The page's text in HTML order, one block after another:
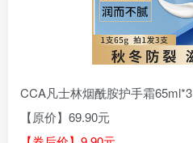
CCA凡士林烟酰胺护手霜65ml*3
【原价】69.90元